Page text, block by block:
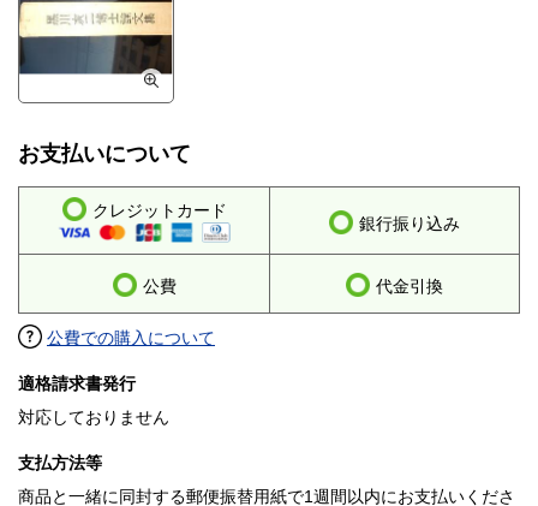
お支払いについて
クレジットカード
銀行振り込み
公費 代金引換
公費での購入について
適格請求書発行
対応しておりません
支払方法等
商品と一緒に同封する郵便振替用紙で1週間以内にお支払いくださ